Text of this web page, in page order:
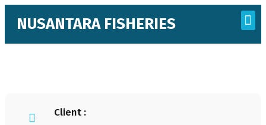
NUSANTARA FISHERIES
Client :